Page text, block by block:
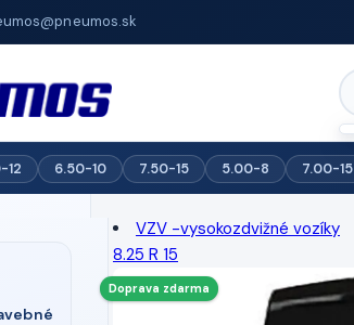
12 6.50-10 7.50-15 5.00-8 7.00-15
VZV -vysokozdvižné vozíky
8.25 R 15
Doprava zdarma